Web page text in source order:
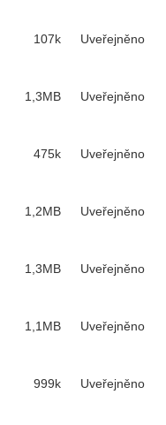
107k Uveřejněno
1,3MB Uveřejněno
475k Uveřejněno
1,2MB Uveřejněno
1,3MB Uveřejněno
1,1MB Uveřejněno
999k Uveřejněno